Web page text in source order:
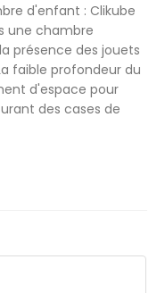
d'enfant : Clikube
une chambre
présence des jouets
faible profondeur du
d'espace pour
des cases de